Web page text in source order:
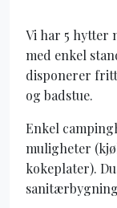
Vi har 5 hytter
med enkel
disponerer
og badstue.
Enkel
muligheter
kokeplater).